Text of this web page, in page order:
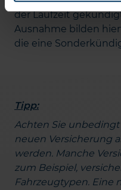
der Laufzeit
Ausnahme bilden
die eine
Tipp:
Achten Sie unbedingt
neuen Versicherung
werden. Manche
zum Beispiel,
Fahrzeugtypen. Eine